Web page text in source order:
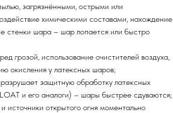
загрязнёнными, острыми или
химическими составами, нахождение
стенки шара – шар лопается или быстро
грозой, использование очистителей воздуха,
окисления у латексных шаров;
разрушает защитную обработку латексных
и его аналоги) – шары быстрее сдуваются;
и источники открытого огня моментально